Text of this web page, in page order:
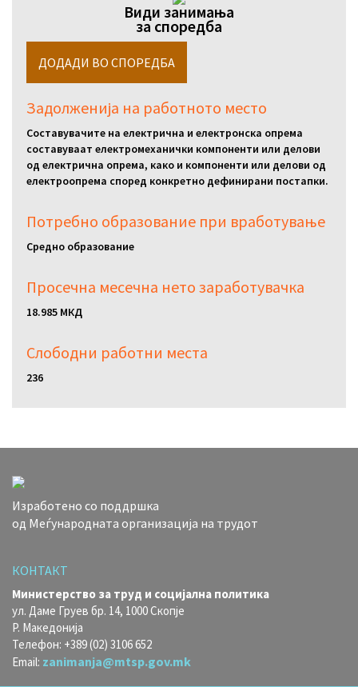
Види занимања
за споредба
Задолженија на работното место
Составувачите на електрична и електронска опрема
составуваат електромеханички компоненти или делови
од електрична опрема, како и компоненти или делови од
електроопрема според конкретно дефинирани постапки.
Потребно образование при вработување
Средно образование
Просечна месечна нето заработувачка
18.985 МКД
Слободни работни местa
236
Изработено со поддршка
од Меѓународната организација на трудот
КОНТАКТ
Министерство за труд и социјална политика
ул. Даме Груев бр. 14, 1000 Скопје
Р. Македонија
Телефон: +389 (02) 3106 652
Email: zanimanja@mtsp.gov.mk